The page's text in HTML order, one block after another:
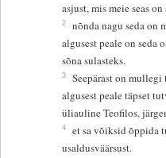
asjust, mis meie seas
2 nõnda nagu seda on
algusest peale on seda
sõna sulasteks.
3 Seepärast on
algusest peale täpset
üliauline Teofilos,
4 et sa võiksid õppida
usaldusväärsust.